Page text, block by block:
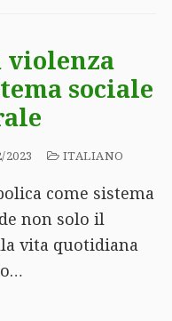
violenza
sociale
2023 ITALIANO
come sistema
non solo il
vita quotidiana